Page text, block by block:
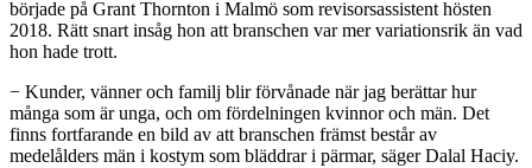
började på Grant Thornton i Malmö som revisorsassistent hösten
2018. Rätt snart insåg hon att branschen var mer variationsrik än vad
hon hade trott.
− Kunder, vänner och familj blir förvånade när jag berättar hur
många som är unga, och om fördelningen kvinnor och män. Det
finns fortfarande en bild av att branschen främst består av
medelålders män i kostym som bläddrar i pärmar, säger Dalal Haciy.